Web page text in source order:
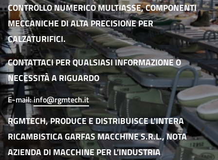
CONTROLLO NUMERICO MULTIASSE,COMPONENTI
MECCANICHE DI ALTA PRECISIONEPER
CALZATURIFICI.
CONTATTACI PER QUALSIASI INFORMAZIONE O
NECESSITÀ A RIGUARDO
E-mail:info@rgmtech.it
RGMTECH, PRODUCE E DISTRIBUISCE L'INTERA
RICAMBISTICAGARFAS MACCHINE S.R.L., NOTA
AZIENDA DI MACCHINE PER L’INDUSTRIA